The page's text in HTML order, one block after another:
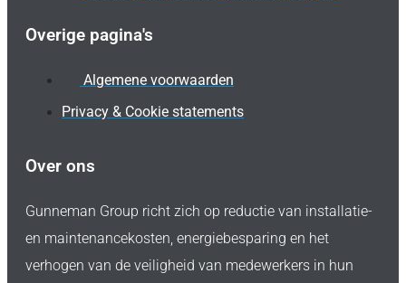
Overige pagina's
Algemene voorwaarden
Privacy & Cookie statements
Over ons
Gunneman Group richt zich op reductie van installatie-
en maintenancekosten, energiebesparing en het
verhogen van de veiligheid van medewerkers in hun